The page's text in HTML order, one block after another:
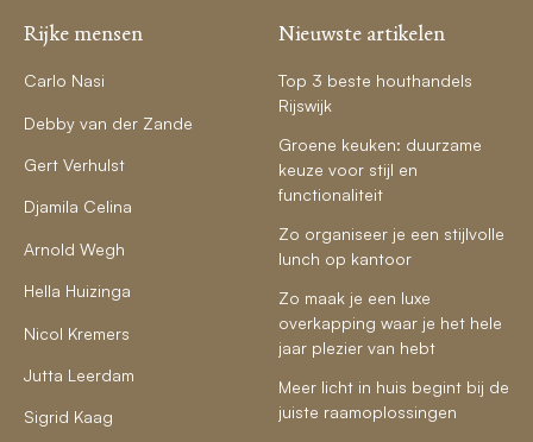
Rijke mensen
Carlo Nasi
Debby van der Zande
Gert Verhulst
Djamila Celina
Arnold Wegh
Hella Huizinga
Nicol Kremers
Jutta Leerdam
Sigrid Kaag
Nieuwste artikelen
Top 3 beste houthandels
Rijswijk
Groene keuken: duurzame
keuze voor stijl en
functionaliteit
Zo organiseer je een stijlvolle
lunch op kantoor
Zo maak je een luxe
overkapping waar je het hele
jaar plezier van hebt
Meer licht in huis begint bij de
juiste raamoplossingen